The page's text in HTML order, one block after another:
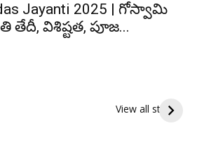
Jayanti 2025 | గోస్వామి
విశిష్టత, పూజ...
View all stories
ఇంద్రకీలాద్రి గిరి ప్రదక్షిణ